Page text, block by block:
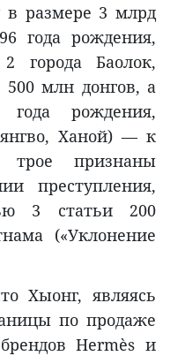
размере 3 млрд
года рождения,
города Баолок,
млн донгов, а
рождения,
Ханой) — к
признаны
преступления,
3 статьи 200
(«Уклонение
Хыонг, являясь
по продаже
Hermès и